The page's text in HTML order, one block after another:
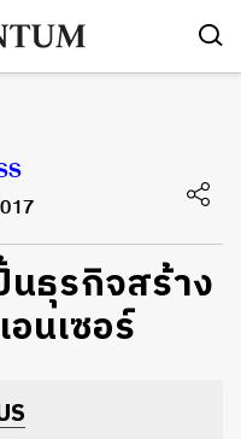
ธุรกิจสร้าง
นเซอร์